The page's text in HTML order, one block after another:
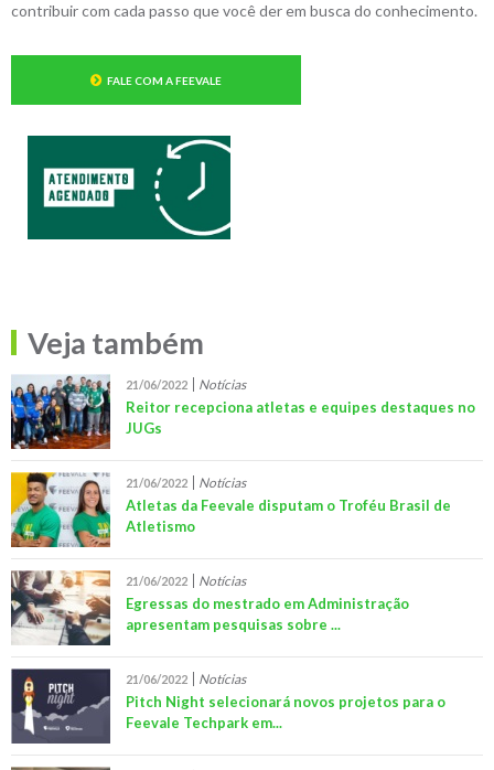
contribuir com cada passo que você der em busca do conhecimento.
FALE COM A FEEVALE
Veja também
21/06/2022 Notícias
Reitor recepciona atletas e equipes destaques no
JUGs
21/06/2022 Notícias
Atletas da Feevale disputam o Troféu Brasil de
Atletismo
21/06/2022 Notícias
Egressas do mestrado em Administração
apresentam pesquisas sobre ...
21/06/2022 Notícias
Pitch Night selecionará novos projetos para o
Feevale Techpark em...